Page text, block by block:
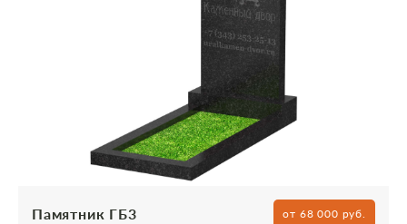
Памятник ГБ3 от 68 000 руб.